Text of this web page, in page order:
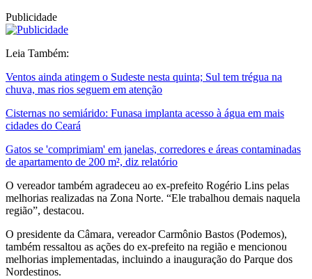
Publicidade
Leia Também:
Ventos ainda atingem o Sudeste nesta quinta; Sul tem trégua na
chuva, mas rios seguem em atenção
Cisternas no semiárido: Funasa implanta acesso à água em mais
cidades do Ceará
Gatos se 'comprimiam' em janelas, corredores e áreas contaminadas
de apartamento de 200 m², diz relatório
O vereador também agradeceu ao ex-prefeito Rogério Lins pelas
melhorias realizadas na Zona Norte. “Ele trabalhou demais naquela
região”, destacou.
O presidente da Câmara, vereador Carmônio Bastos (Podemos),
também ressaltou as ações do ex-prefeito na região e mencionou
melhorias implementadas, incluindo a inauguração do Parque dos
Nordestinos.